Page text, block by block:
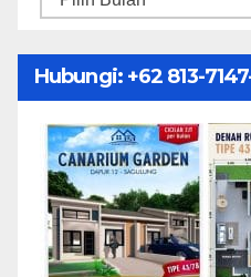
Hubungi: ‪+62 813-